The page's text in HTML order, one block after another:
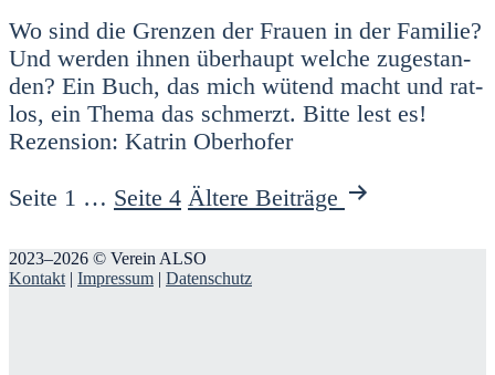
Wo sind die Gren­zen der Frau­en in der Fami­lie?
Und wer­den ihnen über­haupt wel­che zuge­stan­
den? Ein Buch, das mich wütend macht und rat­
los, ein The­ma das schmerzt. Bit­te lest es!
Rezen­si­on: Kat­rin Ober­ho­fer
Seitennummerierung
Beiträge
Seite 1 … Seite 4 Ältere Beiträge
2023–2026 © Verein ALSO
Kontakt | Impressum | Datenschutz